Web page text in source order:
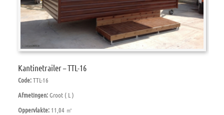
Kantinetrailer – TTL-16
Code:TTL-16
Afmetingen:Groot ( L )
Oppervlakte: 11,04 ㎡